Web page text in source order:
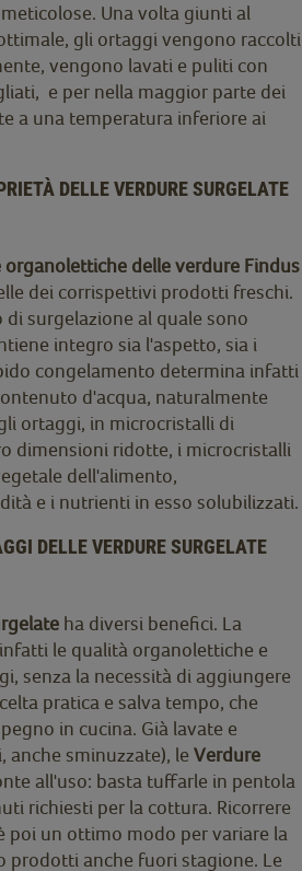
Una volta giunti al
gli ortaggi vengono raccolti
vengono lavati e puliti con
e per nella maggior parte dei
a una temperatura inferiore ai
DELLE VERDURE SURGELATE
delle verdure Findus
dei corrispettivi prodotti freschi.
di surgelazione al quale sono
integro sia l'aspetto, sia i
congelamento determina infatti
d'acqua, naturalmente
ortaggi, in microcristalli di
dimensioni ridotte, i microcristalli
dell'alimento,
e i nutrienti in esso solubilizzati.
DELLE VERDURE SURGELATE
ha diversi benefici. La
le qualità organolettiche e
senza la necessità di aggiungere
pratica e salva tempo, che
in cucina. Già lavate e
anche sminuzzate), le Verdure
all'uso: basta tuffarle in pentola
richiesti per la cottura. Ricorrere
poi un ottimo modo per variare la
prodotti anche fuori stagione. Le